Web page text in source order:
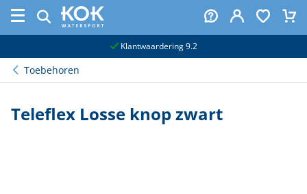
Klantwaardering 9.2
Toebehoren
Teleflex Losse knop zwart